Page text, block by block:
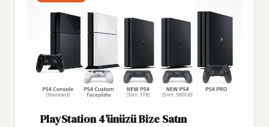
PlayStation 4’ünüzü Bize Satın